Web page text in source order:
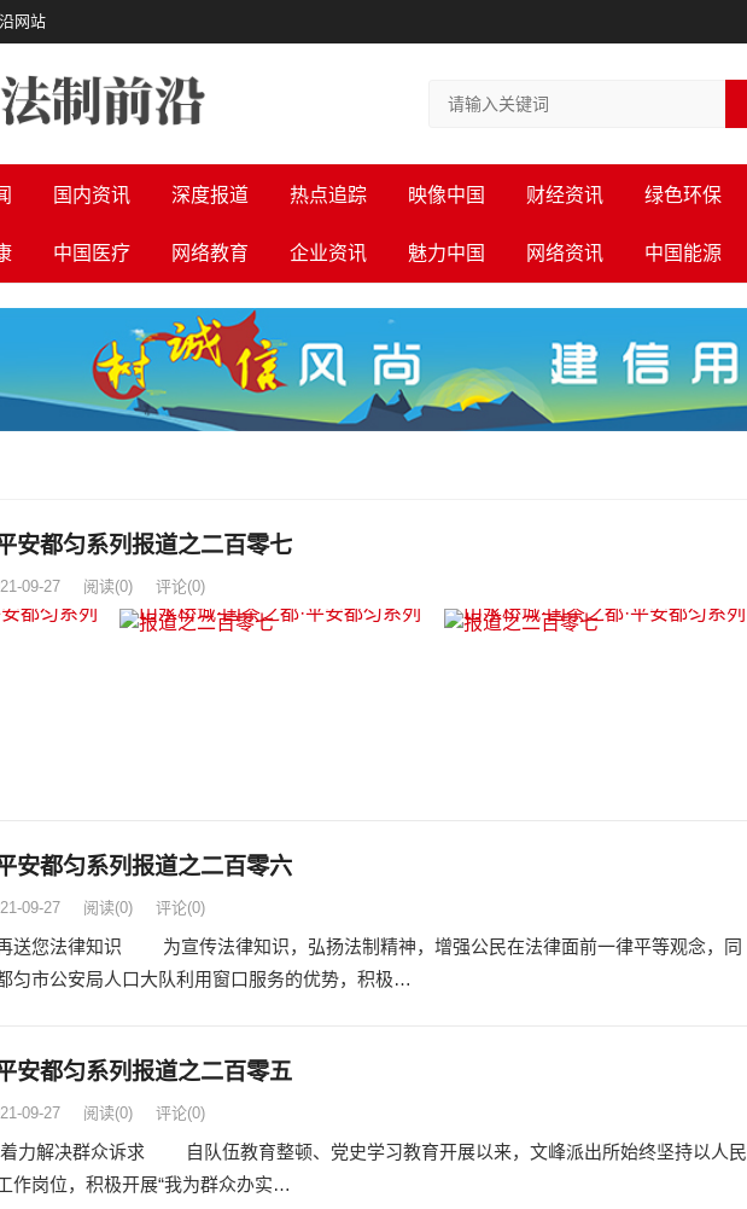
网站
国内资讯 深度报道 热点追踪 映像中国 财经资讯 绿色环保
中国医疗 网络教育 企业资讯 魅力中国 网络资讯 中国能源
安都匀系列报道之二百零七
09-27 阅读(0) 评论(0)
安都匀系列报道之二百零六
09-27 阅读(0) 评论(0)
送您法律知识 为宣传法律知识，弘扬法制精神，增强公民在法律面前一律平等观念，同
匀市公安局人口大队利用窗口服务的优势，积极…
安都匀系列报道之二百零五
09-27 阅读(0) 评论(0)
力解决群众诉求 自队伍教育整顿、党史学习教育开展以来，文峰派出所始终坚持以人民
作岗位，积极开展“我为群众办实…